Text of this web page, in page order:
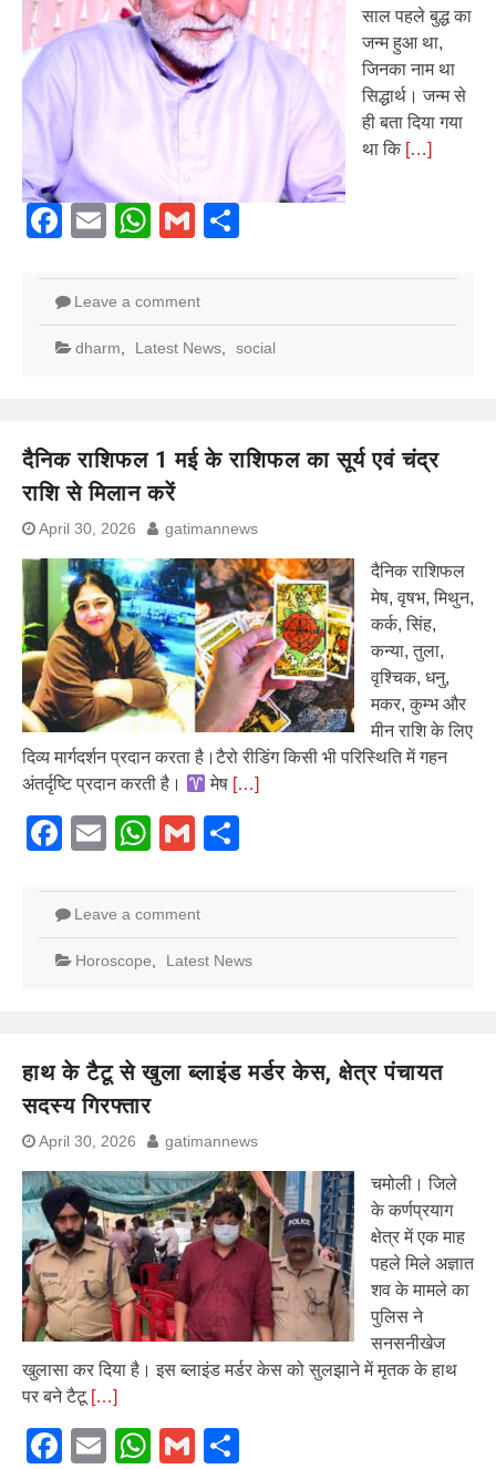
साल पहले बुद्ध का
जन्म हुआ था,
जिनका नाम था
सिद्धार्थ। जन्म से
ही बता दिया गया
था कि […]
Facebook
EmailWhatsApp
Gmail
Leave a comment
dharm Latest News social
दैनिक राशिफल 1 मई के राशिफल का सूर्य एवं चंद्र
राशि से मिलान करें
April 30, 2026 gatimannews
दैनिक राशिफल
मेष, वृषभ, मिथुन,
कर्क, सिंह,
कन्या, तुला,
वृश्चिक, धनु,
मकर, कुम्भ और
मीन राशि के लिए
दिव्य मार्गदर्शन प्रदान करता है।टैरो रीडिंग किसी भी परिस्थिति में गहन
अंतर्दृष्टि प्रदान करती है।
मेष […]
Facebook
EmailWhatsApp
Gmail
Leave a comment
Horoscope Latest News
हाथ के टैटू से खुला ब्लाइंड मर्डर केस, क्षेत्र पंचायत
सदस्य गिरफ्तार
April 30, 2026 gatimannews
चमोली। जिले
के कर्णप्रयाग
क्षेत्र में एक माह
पहले मिले अज्ञात
शव के मामले का
पुलिस ने
सनसनीखेज
खुलासा कर दिया है। इस ब्लाइंड मर्डर केस को सुलझाने में मृतक के हाथ
पर बने टैटू […]
Facebook
EmailWhatsApp
Gmail